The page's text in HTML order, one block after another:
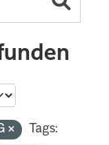
Tags: